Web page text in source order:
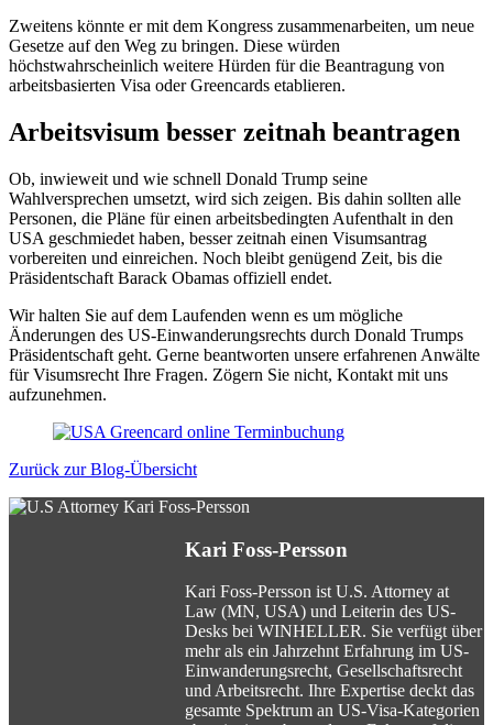
Zweitens könnte er mit dem Kongress zusammenarbeiten, um neue
Gesetze auf den Weg zu bringen. Diese würden
höchstwahrscheinlich weitere Hürden für die Beantragung von
arbeitsbasierten Visa oder Greencards etablieren.
Arbeitsvisum besser zeitnah beantragen
Ob, inwieweit und wie schnell Donald Trump seine
Wahlversprechen umsetzt, wird sich zeigen. Bis dahin sollten alle
Personen, die Pläne für einen arbeitsbedingten Aufenthalt in den
USA geschmiedet haben, besser zeitnah einen Visumsantrag
vorbereiten und einreichen. Noch bleibt genügend Zeit, bis die
Präsidentschaft Barack Obamas offiziell endet.
Wir halten Sie auf dem Laufenden wenn es um mögliche
Änderungen des US-Einwanderungsrechts durch Donald Trumps
Präsidentschaft geht. Gerne beantworten unsere erfahrenen Anwälte
für Visumsrecht Ihre Fragen. Zögern Sie nicht, Kontakt mit uns
aufzunehmen.
Zurück zur Blog-Übersicht
Kari Foss-Persson
Kari Foss-Persson ist U.S. Attorney at
Law (MN, USA) und Leiterin des US-
Desks bei WINHELLER. Sie verfügt über
mehr als ein Jahrzehnt Erfahrung im US-
Einwanderungsrecht, Gesellschaftsrecht
und Arbeitsrecht. Ihre Expertise deckt das
gesamte Spektrum an US-Visa-Kategorien